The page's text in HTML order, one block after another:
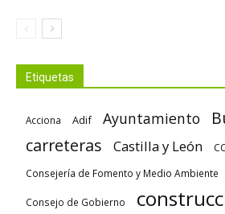
Etiquetas
Acciona Adif Ayuntamiento
carreteras
Castilla y León
Consejería de Fomento y Medio Ambiente
Consejo de Gobierno